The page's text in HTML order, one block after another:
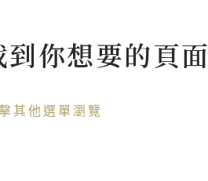
你想要的頁面
其他選單瀏覽